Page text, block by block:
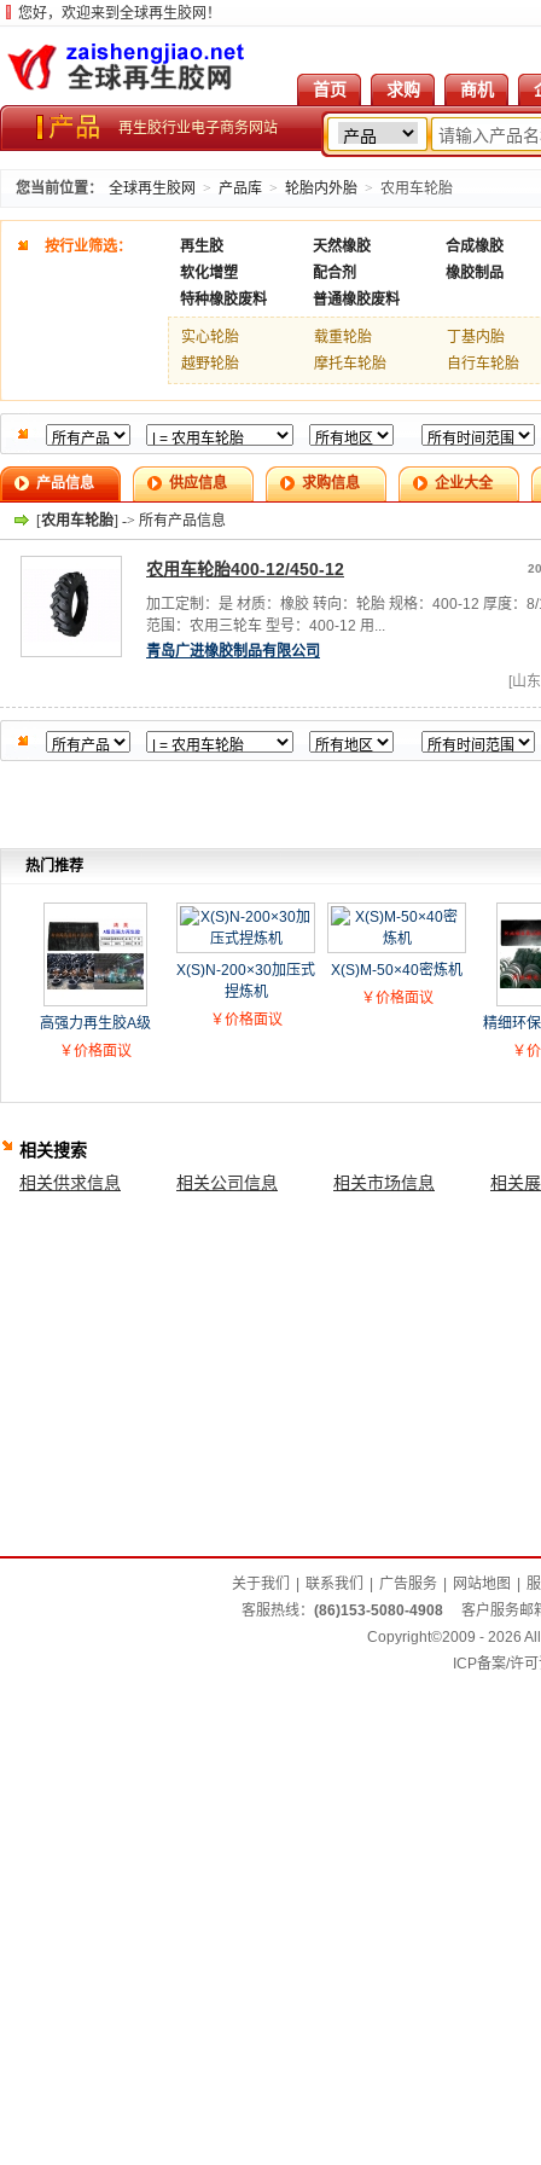
您好，欢迎来到全球再生胶网！
首页 求购 商机
再生胶行业电子商务网站
您当前位置： 全球再生胶网 > 产品库 > 轮胎内外胎 > 农用车轮胎
按行业筛选： 再生胶 天然橡胶
合成橡胶
软化增塑
配合剂
橡胶制品
特种橡胶废料
普通橡胶废料
实心轮胎 载重轮胎
丁基内胎
越野轮胎
摩托车轮胎 自行车轮胎
产品信息 供应信息 求购信息 企业大全
[农用车轮胎] -> 所有产品信息
农用车轮胎400-12/450-12
加工定制：是 材质：橡胶 转向：轮胎 规格：400-12 厚度：
范围：农用三轮车 型号：400-12 用...
青岛广进橡胶制品有限公司
[山
热门推荐
高强力再生胶A级
￥价格面议
X(S)N-200×30加压式
捏炼机
￥价格面议
X(S)M-50×40密炼机
￥价格面议
精细环
￥
相关搜索
相关供求信息
相关公司信息 相关市场信息 相关
关于我们 联系我们 广告服务 网站地图
客服热线： (86)153-5080-4908
客户服务邮
Copyright©2009 - 2026
ICP备案/许